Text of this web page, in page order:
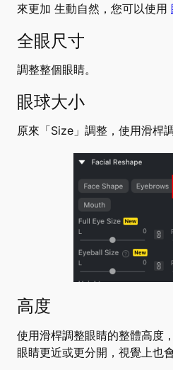
來更加 生動自然，您可以使用
全眼尺寸
調整整個眼睛。
眼球大小
原來「Size」調整，使用滑桿
高度
使用滑桿調整眼睛的整體高度
眼睛更近或更分開，視覺上也